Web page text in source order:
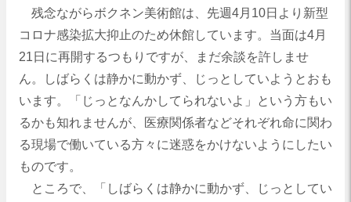
残念ながらボクネン美術館は、先週4月10日より新型
コロナ感染拡大抑止のため休館しています。当面は4月
21日に再開するつもりですが、まだ余談を許しませ
ん。しばらくは静かに動かず、じっとしていようとおも
います。「じっとなんかしてられないよ」という方もい
るかも知れませんが、医療関係者などそれぞれ命に関わ
る現場で働いている方々に迷惑をかけないようにしたい
ものです。
ところで、「しばらくは静かに動かず、じっとしてい